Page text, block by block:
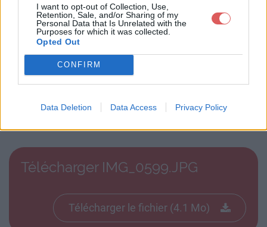
I want to opt-out of Collection, Use,
Retention, Sale, and/or Sharing of my
Personal Data that Is Unrelated with the
Purposes for which it was collected.
Opted Out
CONFIRM
Data Deletion Data Access Privacy Policy
Télécharger IMG_0599.JPG
Télécharger le fichier (4.1 Mo)